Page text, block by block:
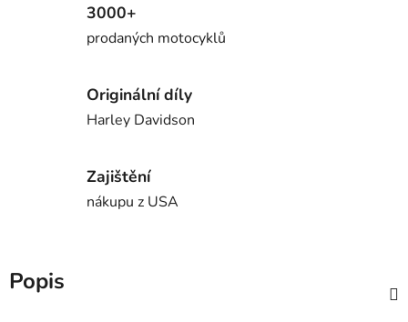
3000+
prodaných motocyklů
Originální díly
Harley Davidson
Zajištění
nákupu z USA
Popis